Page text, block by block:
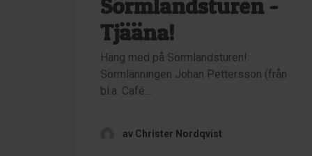
Sörmlandsturen -
Tjääna!
Häng med på Sörmlandsturen!
Sörmlänningen Johan Pettersson (från
bl.a. Café…
av Christer Nordqvist